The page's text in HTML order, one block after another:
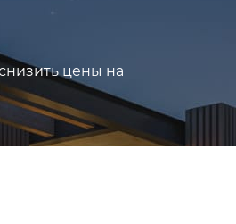
цены на